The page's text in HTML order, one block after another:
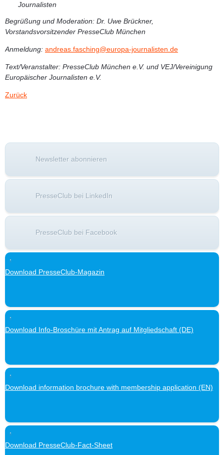
Journalisten
Begrüßung und Moderation: Dr. Uwe Brückner,
Vorstandsvorsitzender PresseClub München
Anmeldung: andreas.fasching@europa-journalisten.de
Text/Veranstalter: PresseClub München e.V. und VEJ/Vereinigung
Europäischer Journalisten e.V.
Zurück
Newsletter abonnieren
PresseClub bei LinkedIn
PresseClub bei Facebook
Download PresseClub-Magazin
Download Info-Broschüre mit Antrag auf Mitgliedschaft (DE)
Download information brochure with membership application (EN)
Download PresseClub-Fact-Sheet